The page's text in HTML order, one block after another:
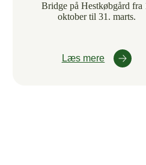
Bridge på Hestkøbgård fra
oktober til 31. marts.
Læs mere